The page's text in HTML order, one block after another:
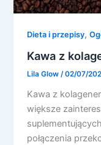
Dieta i przepisy,
Kawa z
Lila Glow/02/07/
Kawa z
większe
połączenia